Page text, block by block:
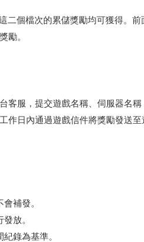
二個檔次的累儲獎勵均可獲得。
勵。
客服，提交遊戲名稱、伺服器名
日內通過遊戲信件將獎勵發送至
補發。
放。
錄為基準。